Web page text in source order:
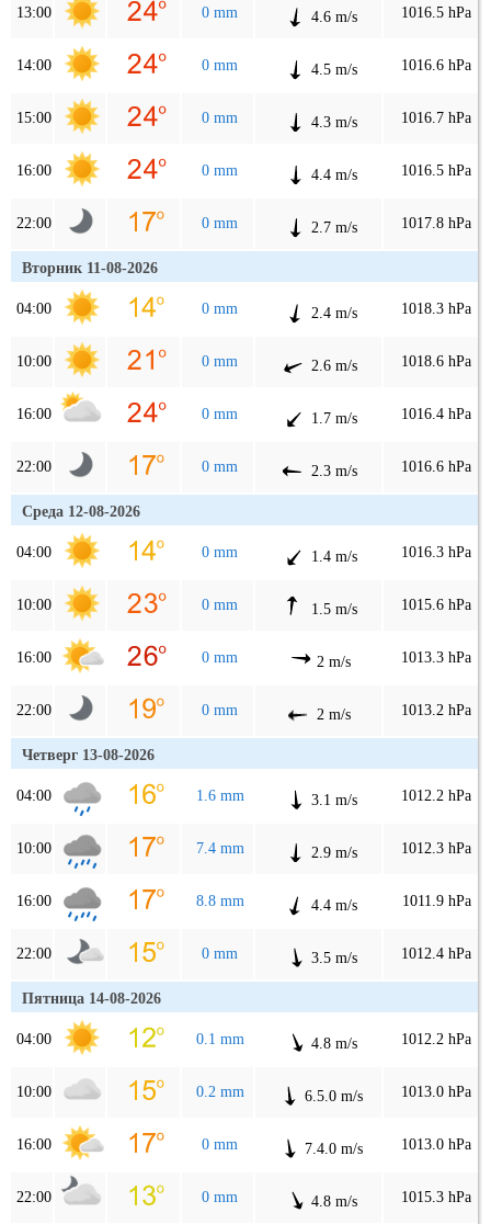
13:00 0 mm 4.6 m/s 1016.5 hPa
14:00 0 mm 4.5 m/s 1016.6 hPa
15:00 0 mm 4.3 m/s 1016.7 hPa
16:00 0 mm 4.4 m/s 1016.5 hPa
22:00 0 mm 2.7 m/s 1017.8 hPa
Вторник 11-08-2026
04:00 0 mm 2.4 m/s 1018.3 hPa
10:00 0 mm 2.6 m/s 1018.6 hPa
16:00 0 mm 1.7 m/s 1016.4 hPa
22:00 0 mm 2.3 m/s 1016.6 hPa
Среда 12-08-2026
04:00 0 mm 1.4 m/s 1016.3 hPa
10:00 0 mm 1.5 m/s 1015.6 hPa
16:00 0 mm 2 m/s 1013.3 hPa
22:00 0 mm 2 m/s 1013.2 hPa
Четверг 13-08-2026
04:00 1.6 mm 3.1 m/s 1012.2 hPa
10:00 7.4 mm 2.9 m/s 1012.3 hPa
16:00 8.8 mm 4.4 m/s 1011.9 hPa
22:00 0 mm 3.5 m/s 1012.4 hPa
Пятница 14-08-2026
04:00 0.1 mm 4.8 m/s 1012.2 hPa
10:00 0.2 mm 6.5.0 m/s 1013.0 hPa
16:00 0 mm 7.4.0 m/s 1013.0 hPa
22:00 0 mm 4.8 m/s 1015.3 hPa